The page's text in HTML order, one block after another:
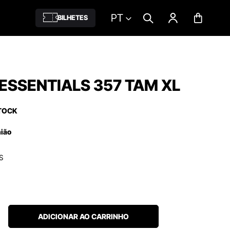
BILHETES PT
357 TAM XL
ADICIONAR AO CARRINHO